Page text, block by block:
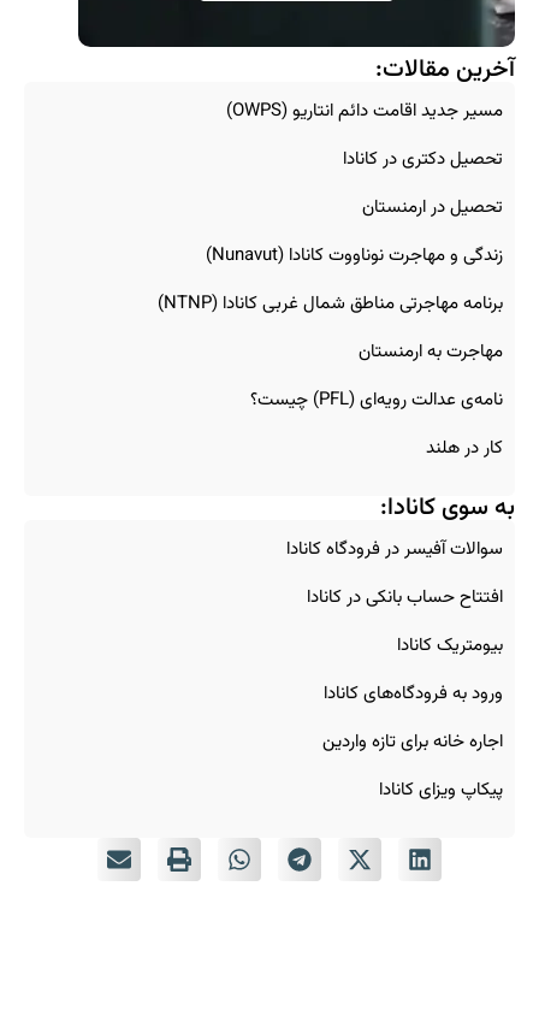
آخرین مقالات:
مسیر جدید اقامت دائم انتاریو (OWPS)
تحصیل دکتری در کانادا
تحصیل در ارمنستان
زندگی و مهاجرت نوناووت کانادا (Nunavut)
برنامه مهاجرتی مناطق شمال غربی کانادا (NTNP)
مهاجرت به ارمنستان
نامه‌ی عدالت رویه‌ای (PFL) چیست؟
کار در هلند
به سوی کانادا:
سوالات آفیسر در فرودگاه کانادا
افتتاح حساب بانکی در کانادا
بیومتریک کانادا
ورود به فرودگاه‌های کانادا
اجاره خانه برای تازه‌ واردین
پیکاپ ویزای کانادا